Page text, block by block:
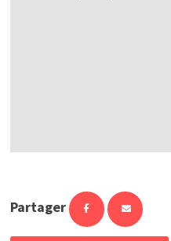
Partager